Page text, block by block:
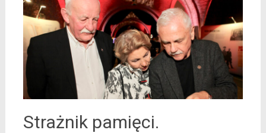
Strażnik pamięci.